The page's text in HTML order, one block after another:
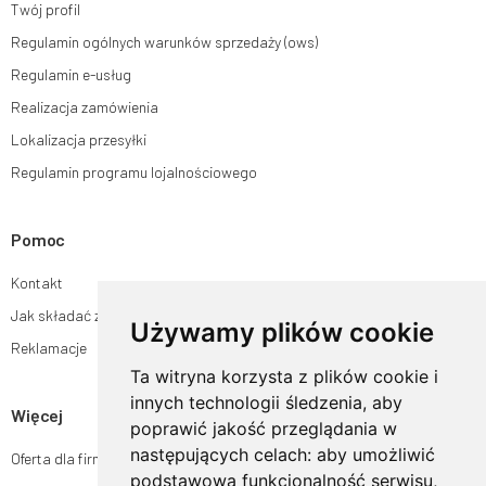
Używamy plików cookie
Ta witryna korzysta z plików cookie i
innych technologii śledzenia, aby
poprawić jakość przeglądania w
następujących celach: aby umożliwić
podstawową funkcjonalność serwisu,
Twój profil
Regulamin ogólnych warunków sprzedaży (ows)
Regulamin e-usług
Realizacja zamówienia
Lokalizacja przesyłki
Regulamin programu lojalnościowego
Pomoc
Kontakt
Jak składać zamówienia w sklepie ogrodyhildegardy.pl?
Reklamacje
Więcej
Oferta dla firm